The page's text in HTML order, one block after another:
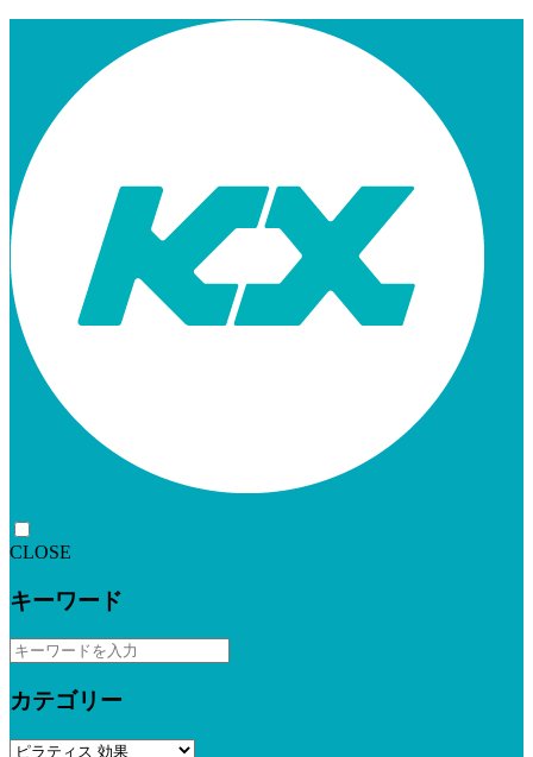
CLOSE
キーワード
カテゴリー